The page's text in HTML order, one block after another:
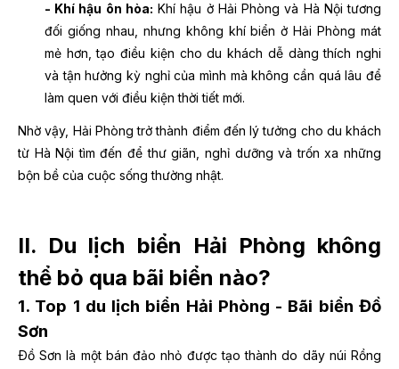
- Khí hậu ôn hòa: Khí hậu ở Hải Phòng và Hà Nội tương
đối giống nhau, nhưng không khí biển ở Hải Phòng mát
mẻ hơn, tạo điều kiện cho du khách dễ dàng thích nghi
và tận hưởng kỳ nghỉ của mình mà không cần quá lâu để
làm quen với điều kiện thời tiết mới.
Nhờ vậy, Hải Phòng trở thành điểm đến lý tưởng cho du khách
từ Hà Nội tìm đến để thư giãn, nghỉ dưỡng và trốn xa những
bộn bề của cuộc sống thường nhật.
II. Du lịch biển Hải Phòng không
thể bỏ qua bãi biển nào?
1. Top 1 du lịch biển Hải Phòng - Bãi biển Đồ
Sơn
Ðồ Sơn là một bán đảo nhỏ được tạo thành do dãy núi Rồng